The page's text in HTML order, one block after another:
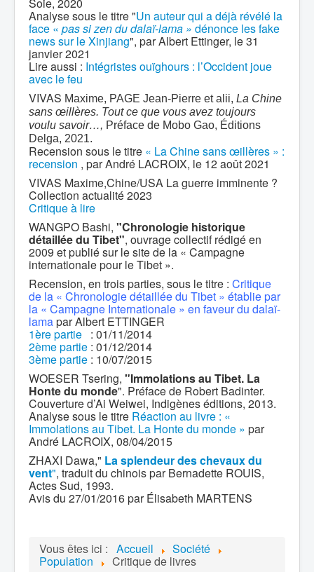
Soie, 2020
Analyse sous le titre "Un auteur qui a déjà révélé la
face « pas si zen du dalaï-lama » dénonce les fake
news sur le Xinjiang", par Albert Ettinger, le 31
janvier 2021
Lire aussi : Intégristes ouïghours : l’Occident joue
avec le feu
VIVAS Maxime, PAGE Jean-Pierre et alii, La Chine
sans œillères. Tout ce que vous avez toujours
voulu savoir…, Préface de Mobo Gao, Éditions
Delga, 2021.
Recension sous le titre « La Chine sans œillères » :
recension , par André LACROIX, le 12 août 2021
VIVAS Maxime,Chine/USA La guerre imminente ?
Collection actualité 2023
Critique à lire
WANGPO Bashi, "Chronologie historique
détaillée du Tibet", ouvrage collectif rédigé en
2009 et publié sur le site de la « Campagne
internationale pour le Tibet ».
Recension, en trois parties, sous le titre : Critique
de la « Chronologie détaillée du Tibet » établie par
la « Campagne Internationale » en faveur du dalaï-
lamapar Albert ETTINGER
1ère partie : 01/11/2014
2ème partie : 01/12/2014
3ème partie : 10/07/2015
WOESER Tsering, "Immolations au Tibet. La
Honte du monde". Préface de Robert Badinter.
Couverture d’Ai Weiwei, Indigènes éditions, 2013.
Analyse sous le titre Réaction au livre : «
Immolations au Tibet. La Honte du monde » par
André LACROIX, 08/04/2015
ZHAXI Dawa," La splendeur des chevaux du
vent", traduit du chinois par Bernadette ROUIS,
Actes Sud, 1993.
Avis du 27/01/2016 par Élisabeth MARTENS
Vous êtes ici : Accueil Société
Population Critique de livres